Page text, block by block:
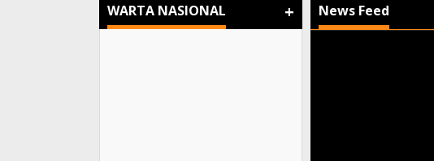
WARTA NASIONAL +
News Feed